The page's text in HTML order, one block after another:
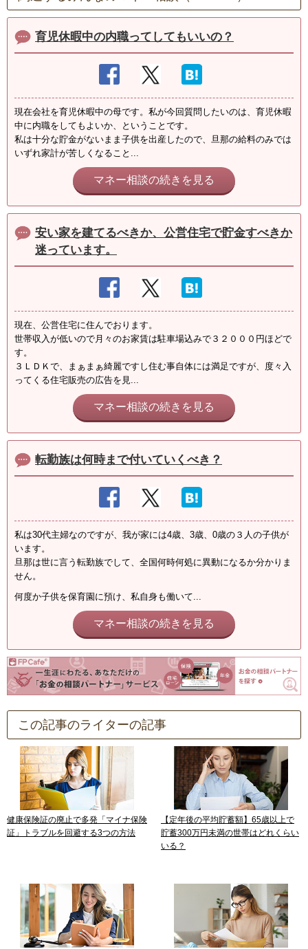
育児休暇中の内職ってしてもいいの？
現在会社を育児休暇中の母です。私が今回質問したいのは、育児休暇
中に内職をしてもよいか、ということです。
私は十分な貯金がないまま子供を出産したので、旦那の給料のみでは
いずれ家計が苦しくなること...
マネー相談の続きを見る
安い家を建てるべきか、公営住宅で貯金すべきか
迷っています。
現在、公営住宅に住んでおります。
世帯収入が低いので月々のお家賃は駐車場込みで３２０００円ほどで
す。
３ＬＤＫで、まぁまぁ綺麗ですし住む事自体には満足ですが、度々入
ってくる住宅販売の広告を見...
マネー相談の続きを見る
転勤族は何時まで付いていくべき？
私は30代主婦なのですが、我が家には4歳、3歳、0歳の３人の子供が
います。
旦那は世に言う転勤族でして、全国何時何処に異動になるか分かりま
せん。
何度か子供を保育園に預け、私自身も働いて...
マネー相談の続きを見る
この記事のライターの記事
健康保険証の廃止で多発「マイナ保険
証」トラブルを回避する3つの方法
【定年後の平均貯蓄額】65歳以上で
貯蓄300万円未満の世帯はどれくらい
いる？